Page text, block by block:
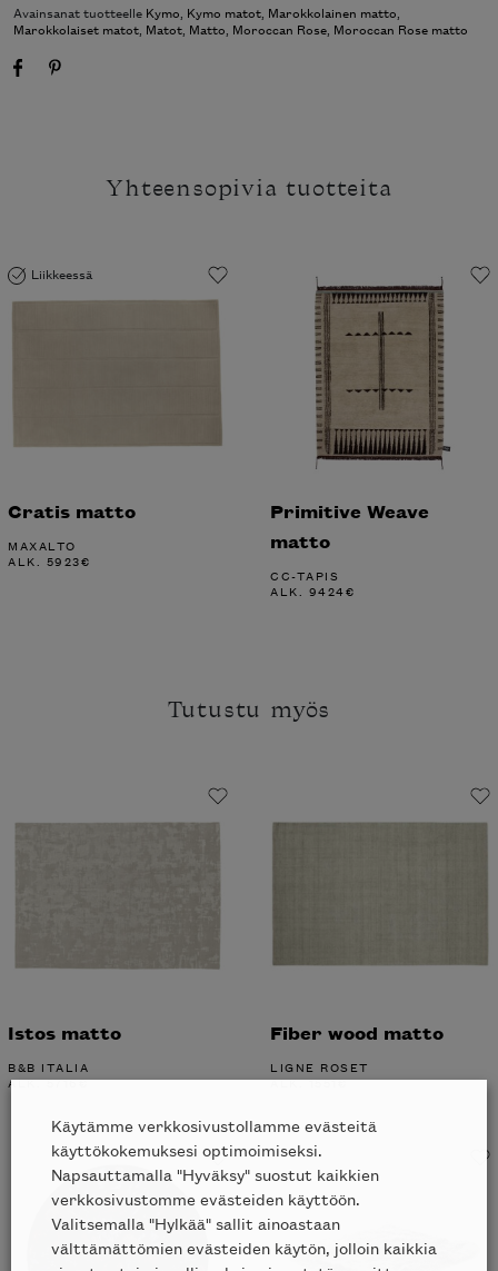
Avainsanat tuotteelle Kymo, Kymo matot, Marokkolainen matto,
Marokkolaiset matot, Matot, Matto, Moroccan Rose, Moroccan Rose matto
Yhteensopivia tuotteita
Liikkeessä
Cratis matto
MAXALTO
ALK. 5923€
Primitive Weave
matto
CC-TAPIS
ALK. 9424€
Tutustu myös
Istos matto
B&B ITALIA
ALK.5716€
Fiber wood matto
LIGNE ROSET
ALK.1551€
Käytämme verkkosivustollamme evästeitä
käyttökokemuksesi optimoimiseksi.
Napsauttamalla "Hyväksy" suostut kaikkien
verkkosivustomme evästeiden käyttöön.
Valitsemalla "Hylkää" sallit ainoastaan
välttämättömien evästeiden käytön, jolloin kaikkia